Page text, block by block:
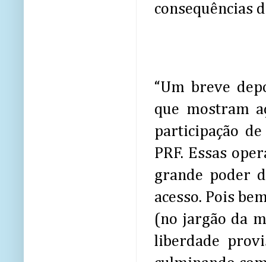
consequências
“Um breve
que mostram
participação
PRF. Essas
grande poder
acesso. Pois
(no jargão da
liberdade